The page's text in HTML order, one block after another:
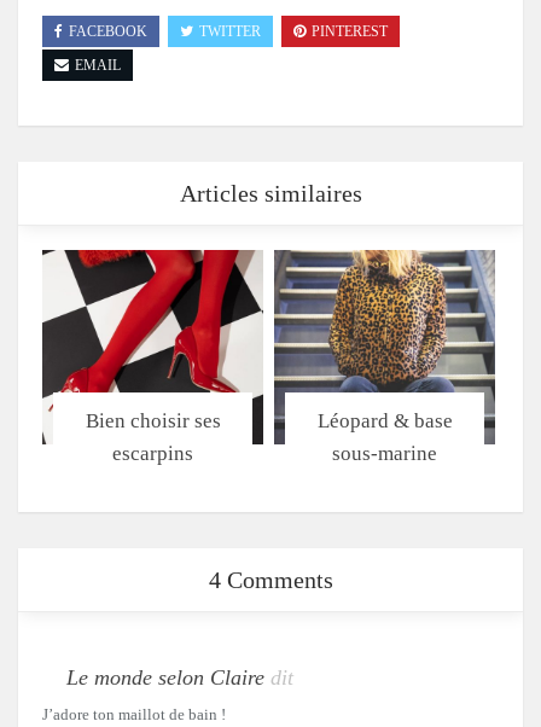
FACEBOOK TWITTER
PINTEREST
EMAIL
Articles similaires
Bien choisir ses
escarpins
Léopard & base
sous-marine
4 Comments
Le monde selon Claire dit
J’adore ton maillot de bain !